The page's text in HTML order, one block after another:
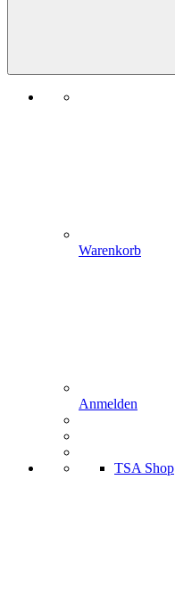
Warenkorb
Anmelden
TSA Shop